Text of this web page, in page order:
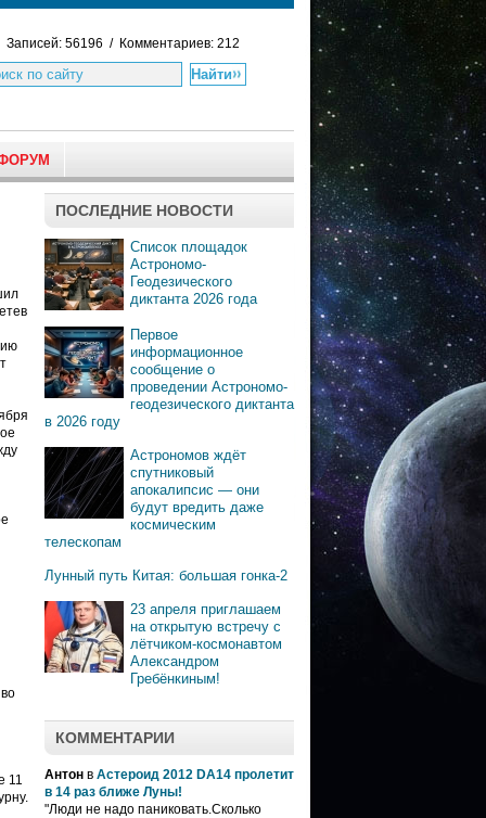
Записей: 56196 / Комментариев: 212
11
ПОСЛЕДНИЕ НОВОСТИ
Список площадок
Астрономо-
Геодезического
диктанта 2026 года
Первое
информационное
сообщение о
проведении Астрономо-
геодезического диктанта
в 2026 году
Астрономов ждёт
спутниковый
апокалипсис — они
будут вредить даже
космическим
телескопам
Лунный путь Китая: большая гонка-2
23 апреля приглашаем
на открытую встречу с
лётчиком-космонавтом
Александром
Гребёнкиным!
КОММЕНТАРИИ
Антон в Астероид 2012 DA14 пролетит
в 14 раз ближе Луны!
"Люди не надо паниковать.Сколько